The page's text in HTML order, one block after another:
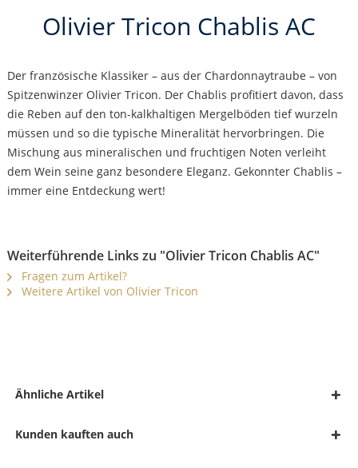
Olivier Tricon Chablis AC
Der französische Klassiker – aus der Chardonnaytraube – von
Spitzenwinzer Olivier Tricon. Der Chablis profitiert davon, dass
die Reben auf den ton-kalkhaltigen Mergelböden tief wurzeln
müssen und so die typische Mineralität hervorbringen. Die
Mischung aus mineralischen und fruchtigen Noten verleiht
dem Wein seine ganz besondere Eleganz. Gekonnter Chablis –
immer eine Entdeckung wert!
Weiterführende Links zu "Olivier Tricon Chablis AC"
Fragen zum Artikel?
Weitere Artikel von Olivier Tricon
Ähnliche Artikel
Kunden kauften auch